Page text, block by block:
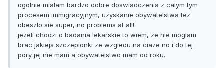
ogolnie mialam bardzo dobre doswiadczenia z calym tym
procesem immigracyjnym, uzyskanie obywatelstwa tez
obeszlo sie super, no problems at all!
jezeli chodzi o badania lekarskie to wiem, ze nie moglam
brac jakiejs szczepionki ze wzgledu na ciaze no i do tej
pory jej nie mam a obywatelstwo mam od roku.